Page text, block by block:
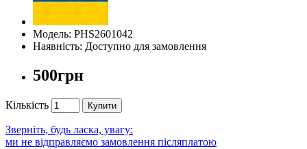
Модель: PHS2601042
Наявність: Доступно для замовлення
500грн
Кількість Купити
Зверніть, будь ласка, увагу:
ми не відправляємо замовлення післяплатою